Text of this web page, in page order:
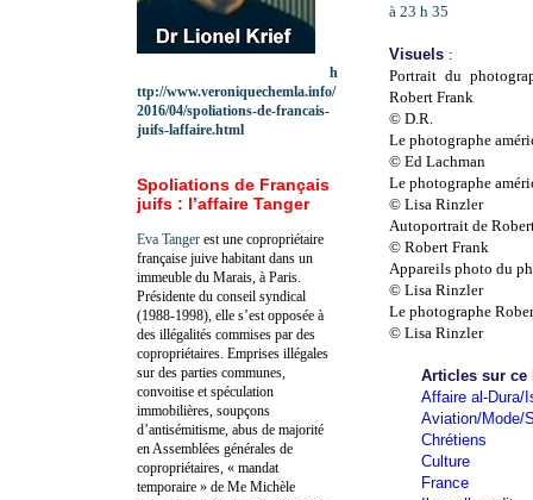
à 23 h 35
Visuels :
Portrait du
Robert Frank
© D.R.
Le photographe
© Ed Lachman
Le photographe
© Lisa Rinzler
Autoportrait de
© Robert Frank
Appareils photo du
© Lisa Rinzler
Le photographe
© Lisa Rinzler
Articles sur ce
Affaire al-Dura/
Aviation/Mode/
Chrétiens
Culture
France
h
ttp://www.veroniquechemla.info/
2016/04/spoliations-de-francais-
juifs-laffaire.html
Spoliations de Français
juifs : l’affaire Tanger
Eva Tanger est une copropriétaire
française juive habitant dans un
immeuble du Marais, à Paris.
Présidente du conseil syndical
(1988-1998), elle s’est opposée à
des illégalités commises par des
copropriétaires. Emprises illégales
sur des parties communes,
convoitise et spéculation
immobilières, soupçons
d’antisémitisme, abus de majorité
en Assemblées générales de
copropriétaires, « mandat
temporaire » de Me Michèle